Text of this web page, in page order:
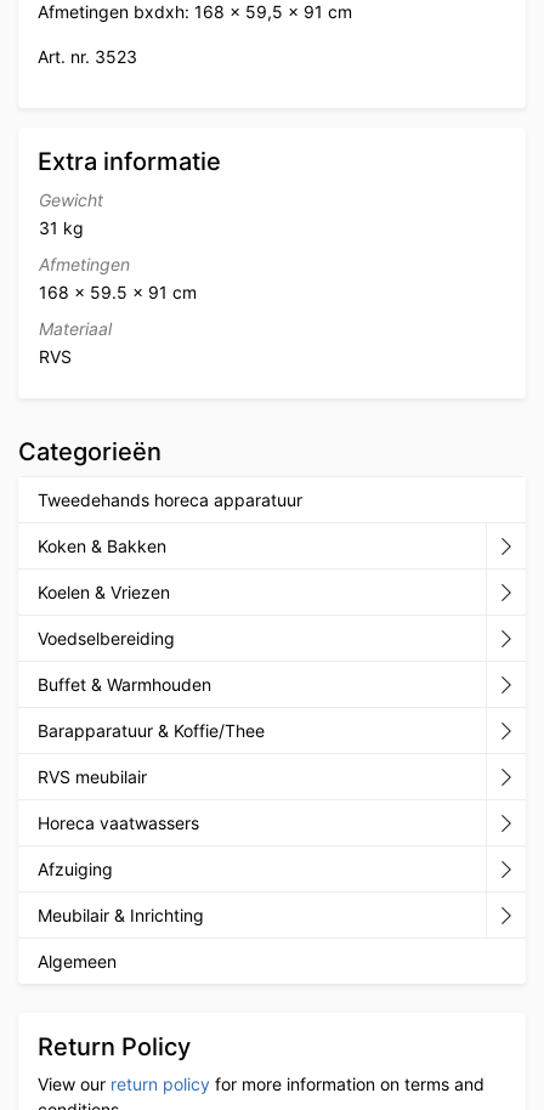
Afmetingen bxdxh: 168 x 59,5 x 91 cm
Art. nr. 3523
Extra informatie
Gewicht
31 kg
Afmetingen
168 × 59.5 × 91 cm
Materiaal
RVS
Categorieën
Tweedehands horeca apparatuur
Koken & Bakken
Koelen & Vriezen
Voedselbereiding
Buffet & Warmhouden
Barapparatuur & Koffie/Thee
RVS meubilair
Horeca vaatwassers
Afzuiging
Meubilair & Inrichting
Algemeen
Return Policy
View our return policy for more information on terms and